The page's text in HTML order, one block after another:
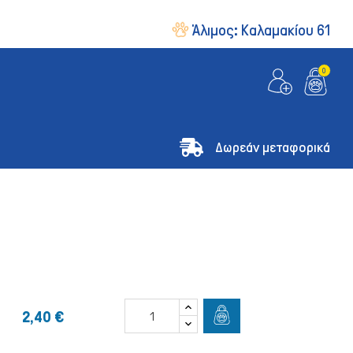
Άλιμος: Καλαμακίου 61
0
Δωρεάν μεταφορικά
2,40 €